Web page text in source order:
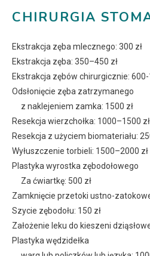
CHIRURGIA
Ekstrakcja zęba mlecznego: 300 zł
Ekstrakcja zęba: 350–450 zł
Ekstrakcja zębów chirurgicznie: 600-
Odsłonięcie zęba zatrzymanego
z naklejeniem zamka: 1500 zł
Resekcja wierzchołka: 1000–1500 zł
Resekcja z użyciem biomateriału:
Wyłuszczenie torbieli: 1500–2000 zł
Plastyka wyrostka zębodołowego
Za ćwiartkę: 500 zł
Zamknięcie przetoki ustno-
Szycie zębodołu: 150 zł
Założenie leku do kieszeni
Plastyka wędzidełka